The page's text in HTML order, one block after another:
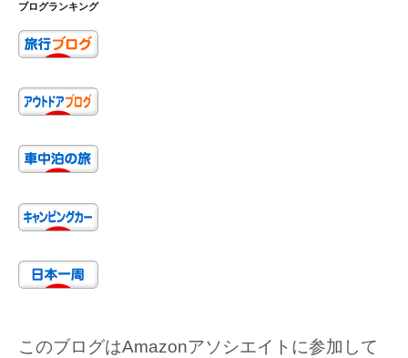
ブログランキング
このブログはAmazonアソシエイトに参加して